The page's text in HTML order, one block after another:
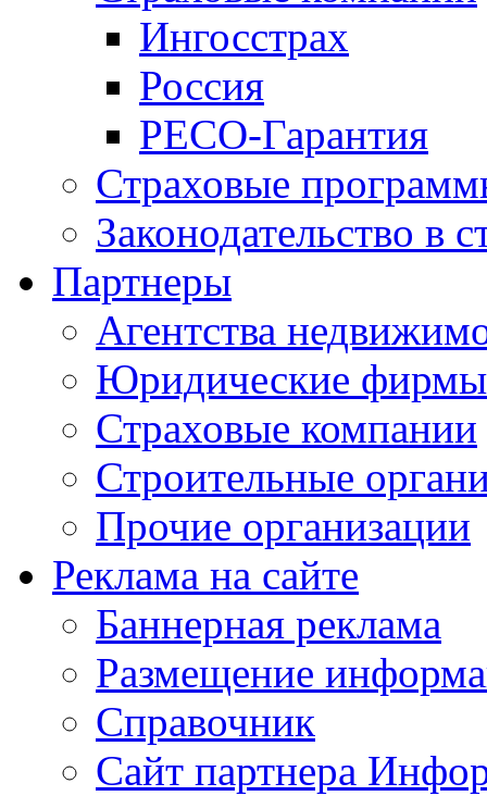
Ингосстрах
Россия
РЕСО-Гарантия
Страховые
Законодательство в
Партнеры
Агентства
Юридические фирмы
Страховые компании
Строительные
Прочие организации
Реклама на сайте
Баннерная реклама
Размещение
Справочник
Сайт партнера